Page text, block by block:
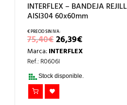
INTERFLEX – BANDEJA
AISI304 60x60mm
75,40€EL
PRECIO
ORIGINAL
ERA:
75,40€.
26,39€EL
PRECIO
ACTUAL
Marca:INTERFLEX
Ref.: R0606I
Stock disponible.